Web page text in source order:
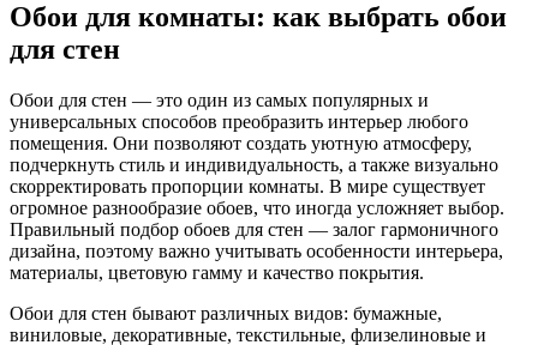
Обои для комнаты: как выбрать обои
для стен
Обои для стен — это один из самых популярных и
универсальных способов преобразить интерьер любого
помещения. Они позволяют создать уютную атмосферу,
подчеркнуть стиль и индивидуальность, а также визуально
скорректировать пропорции комнаты. В мире существует
огромное разнообразие обоев, что иногда усложняет выбор.
Правильный подбор обоев для стен — залог гармоничного
дизайна, поэтому важно учитывать особенности интерьера,
материалы, цветовую гамму и качество покрытия.
Обои для стен бывают различных видов: бумажные,
виниловые, декоративные, текстильные, флизелиновые и